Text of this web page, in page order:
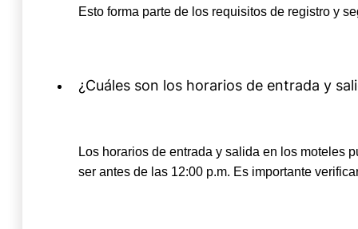
Esto forma parte de los requisitos de registro y
¿Cuáles son los horarios de entrada y
Los horarios de entrada y salida en los moteles
ser antes de las 12:00 p.m. Es importante